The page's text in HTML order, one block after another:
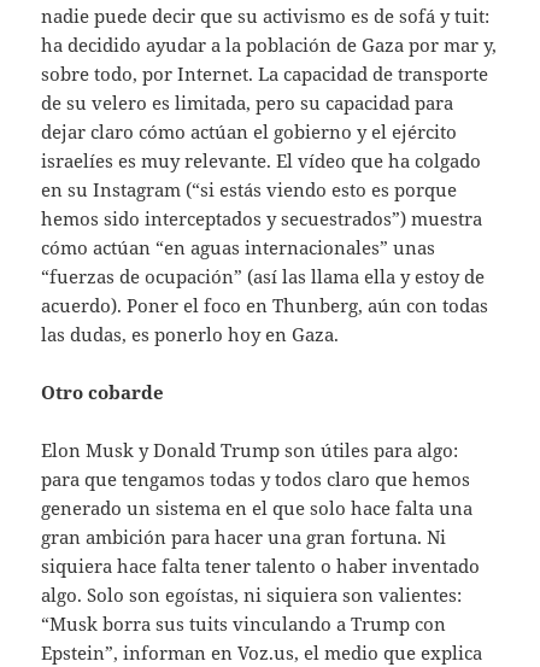
nadie puede decir que su activismo es de sofá y tuit:
ha decidido ayudar a la población de Gaza por mar y,
sobre todo, por Internet. La capacidad de transporte
de su velero es limitada, pero su capacidad para
dejar claro cómo actúan el gobierno y el ejército
israelíes es muy relevante. El vídeo que ha colgado
en su Instagram (“si estás viendo esto es porque
hemos sido interceptados y secuestrados”) muestra
cómo actúan “en aguas internacionales” unas
“fuerzas de ocupación” (así las llama ella y estoy de
acuerdo). Poner el foco en Thunberg, aún con todas
las dudas, es ponerlo hoy en Gaza.
Otro cobarde
Elon Musk y Donald Trump son útiles para algo:
para que tengamos todas y todos claro que hemos
generado un sistema en el que solo hace falta una
gran ambición para hacer una gran fortuna. Ni
siquiera hace falta tener talento o haber inventado
algo. Solo son egoístas, ni siquiera son valientes:
“Musk borra sus tuits vinculando a Trump con
Epstein”, informan en Voz.us, el medio que explica